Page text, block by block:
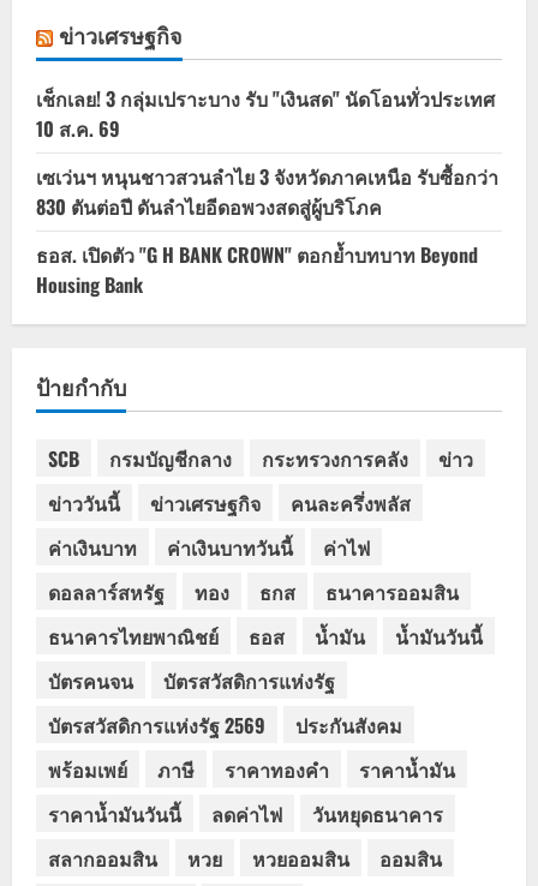
ข่าวเศรษฐกิจ
เช็กเลย! 3 กลุ่มเปราะบาง รับ "เงินสด" นัดโอนทั่วประเทศ
10 ส.ค. 69
เซเว่นฯ หนุนชาวสวนลำไย 3 จังหวัดภาคเหนือ รับซื้อกว่า
830 ตันต่อปี ดันลำไยอีดอพวงสดสู่ผู้บริโภค
ธอส. เปิดตัว "G H BANK CROWN" ตอกย้ำบทบาท Beyond
Housing Bank
ป้ายกำกับ
SCB กรมบัญชีกลาง กระทรวงการคลัง
ข่าว
ข่าววันนี้
ข่าวเศรษฐกิจ
คนละครึ่งพลัส
ค่าเงินบาท
ค่าเงินบาทวันนี้
ค่าไฟ
ดอลลาร์สหรัฐ
ทอง ธกส
ธนาคารออมสิน
ธนาคารไทยพาณิชย์
ธอส น้ำมัน
น้ำมันวันนี้
บัตรคนจน
บัตรสวัสดิการแห่งรัฐ
บัตรสวัสดิการแห่งรัฐ 2569
ประกันสังคม
พร้อมเพย์
ภาษี ราคาทองคำ
ราคาน้ำมัน
ราคาน้ำมันวันนี้
ลดค่าไฟ
วันหยุดธนาคาร
สลากออมสิน
หวย หวยออมสิน
ออมสิน